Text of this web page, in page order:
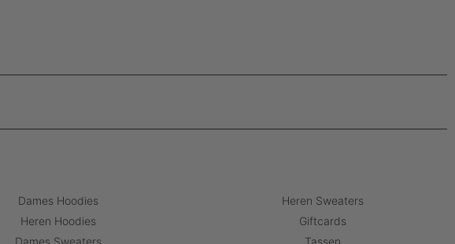
Dames Hoodies
Heren Hoodies
Heren Sweaters
Giftcards